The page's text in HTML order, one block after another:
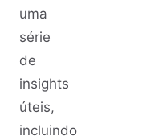
uma
série
de
insights
úteis,
incluindo